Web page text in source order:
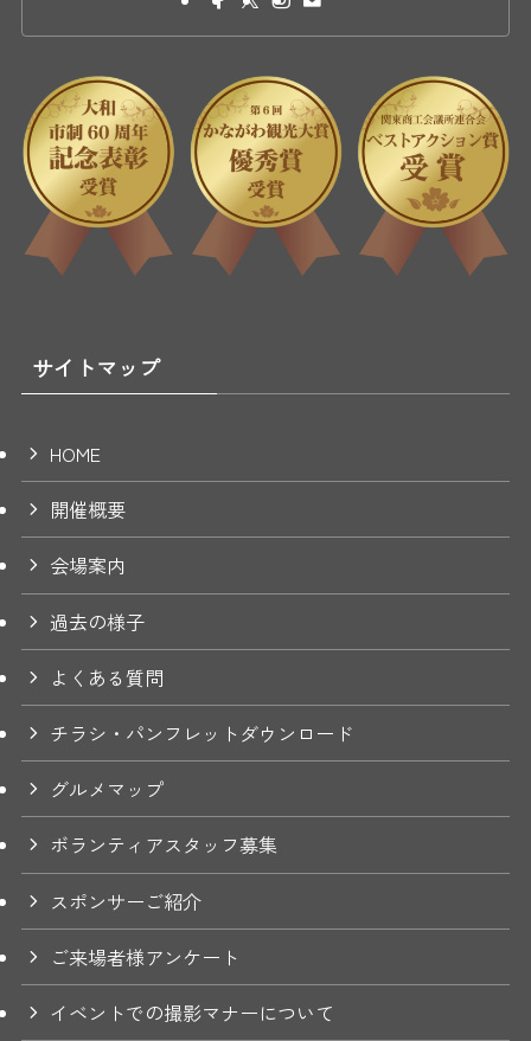
サイトマップ
HOME
開催概要
会場案内
過去の様子
よくある質問
チラシ・パンフレットダウンロード
グルメマップ
ボランティアスタッフ募集
スポンサーご紹介
ご来場者様アンケート
イベントでの撮影マナーについて